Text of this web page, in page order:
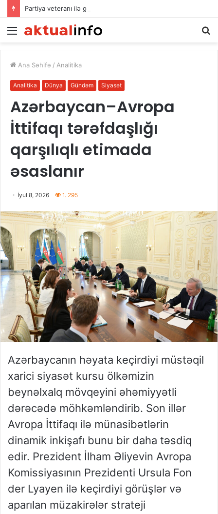
Partiya veteranı ilə görüş keçirilib
Menu
Ana Səhifə / Analitika
Analitika Dünya Gündəm Siyasət
Azərbaycan–Avropa
İttifaqı tərəfdaşlığı
qarşılıqlı etimada
əsaslanır
İyul 8, 2026 1. 295
Azərbaycanın həyata keçirdiyi müstəqil
xarici siyasət kursu ölkəmizin
beynəlxalq mövqeyini əhəmiyyətli
dərəcədə möhkəmləndirib. Son illər
Avropa İttifaqı ilə münasibətlərin
dinamik inkişafı bunu bir daha təsdiq
edir. Prezident İlham Əliyevin Avropa
Komissiyasının Prezidenti Ursula Fon
der Lyayen ilə keçirdiyi görüşlər və
aparılan müzakirələr strateji